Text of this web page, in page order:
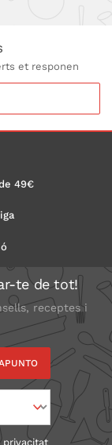
et responen
49€
te de tot!
receptes i
privacitat